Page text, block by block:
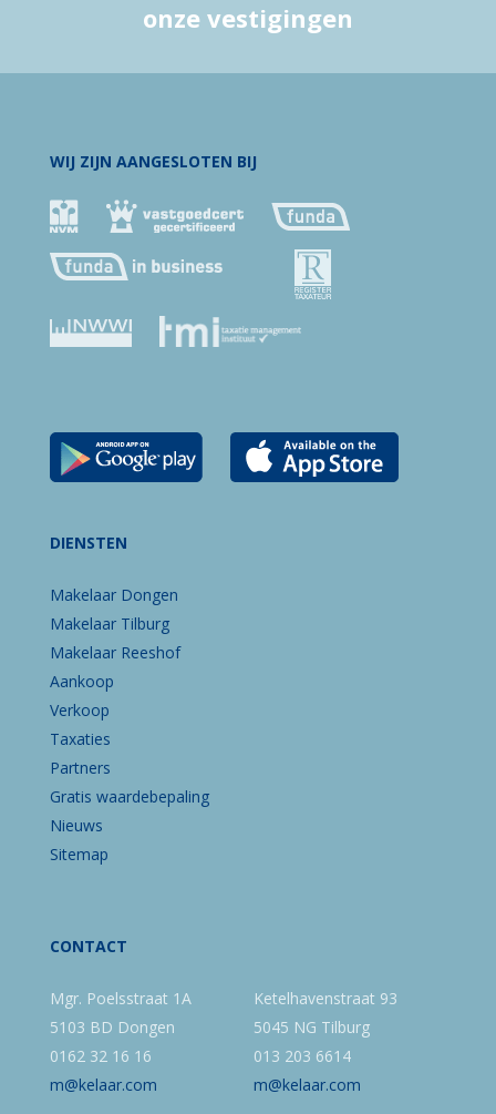
onze vestigingen
WIJ ZIJN AANGESLOTEN BIJ
DIENSTEN
Makelaar Dongen
Makelaar Tilburg
Makelaar Reeshof
Aankoop
Verkoop
Taxaties
Partners
Gratis waardebepaling
Nieuws
Sitemap
CONTACT
Mgr. Poelsstraat 1A
5103 BD Dongen
0162 32 16 16
m@kelaar.com
Ketelhavenstraat 93
5045 NG Tilburg
013 203 6614
m@kelaar.com